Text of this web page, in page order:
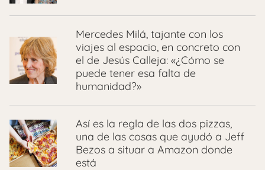
Mercedes Milá, tajante con los
viajes al espacio, en concreto con
el de Jesús Calleja: «¿Cómo se
puede tener esa falta de
humanidad?»
Así es la regla de las dos pizzas,
una de las cosas que ayudó a Jeff
Bezos a situar a Amazon donde
está